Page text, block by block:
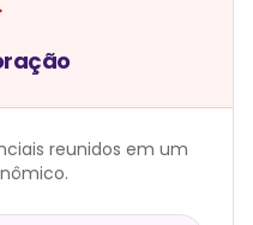
reunidos em um